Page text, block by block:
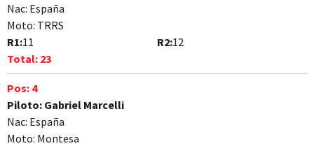
Nac: España
Moto: TRRS
R1:11 R2:12
Total: 23
Pos: 4
Piloto: Gabriel Marcelli
Nac: España
Moto: Montesa